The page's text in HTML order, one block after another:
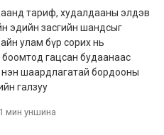
тариф, худалдааны элдэв
эдийн засгийн шандсыг
улам бүр сорих нь
гацсан будаанаас
шаардлагатай бордооны
галзуу
1 мин уншина